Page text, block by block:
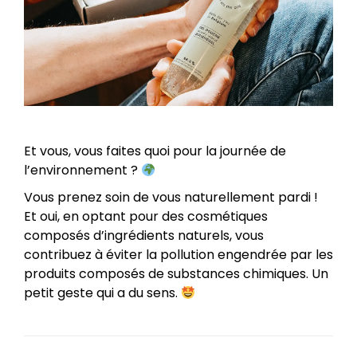
Et vous, vous faites quoi pour la journée de
l’environnement ?
Vous prenez soin de vous naturellement pardi !
Et oui, en optant pour des cosmétiques
composés d’ingrédients naturels, vous
contribuez à éviter la pollution engendrée par les
produits composés de substances chimiques. Un
petit geste qui a du sens.